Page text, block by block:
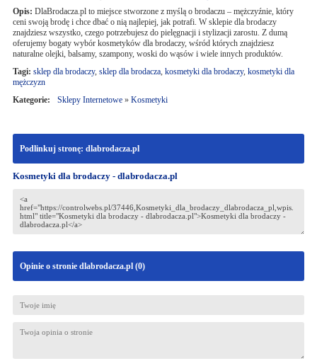
Opis: DlaBrodacza.pl to miejsce stworzone z myślą o brodaczu – mężczyźnie, który
ceni swoją brodę i chce dbać o nią najlepiej, jak potrafi. W sklepie dla brodaczy
znajdziesz wszystko, czego potrzebujesz do pielęgnacji i stylizacji zarostu. Z dumą
oferujemy bogaty wybór kosmetyków dla brodaczy, wśród których znajdziesz
naturalne olejki, balsamy, szampony, woski do wąsów i wiele innych produktów.
Tagi: sklep dla brodaczy, sklep dla brodacza, kosmetyki dla brodaczy, kosmetyki dla
mężczyzn
Kategorie:
Sklepy Internetowe» Kosmetyki
Podlinkuj stronę: dlabrodacza.pl
Kosmetyki dla brodaczy - dlabrodacza.pl
Opinie o stronie dlabrodacza.pl (0)